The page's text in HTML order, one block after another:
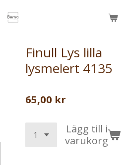
Finull Lys lilla
lysmelert 4135
65,00 kr
Lägg till i
varukorg